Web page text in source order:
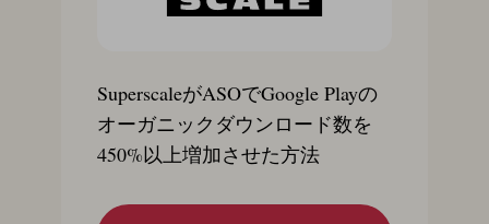
SuperscaleがASOでGoogle Playの
オーガニックダウンロード数を
450%以上増加させた方法